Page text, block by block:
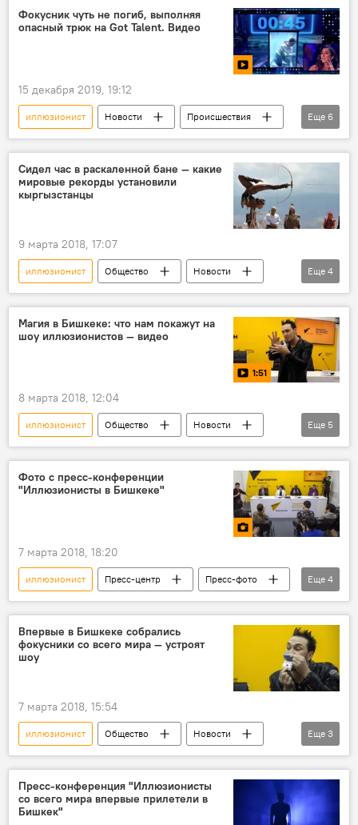
реквизит
магия
Подкасты РИА Новости
Фокусник чуть не погиб, выполняя
опасный трюк на Got Talent. Видео
15 декабря 2019, 19:12
иллюзионист Новости
Происшествия
В мире
видео
Мультимедиа
инцидент
Еще 6
Сидел час в раскаленной бане — какие
мировые рекорды установили
кыргызстанцы
9 марта 2018, 17:07
иллюзионист Общество
Новости
Кыргызстан
рекорд
доктор
книга рекордов Гиннесса
Еще 4
Магия в Бишкеке: что нам покажут на
шоу иллюзионистов — видео
1:51
8 марта 2018, 12:04
иллюзионист Общество
Новости
видео
Кыргызстан
Мультимедиа
Бишкек
шоу
Еще 5
Фото с пресс-конференции
"Иллюзионисты в Бишкеке"
7 марта 2018, 18:20
иллюзионист Пресс-центр
Пресс-фото
Бишкек
шоу
фокусы
фото
Еще 4
Впервые в Бишкеке собрались
фокусники со всего мира — устроят
шоу
7 марта 2018, 15:54
иллюзионист Общество
Новости
Пресс-центр
Кыргызстан шоу
Еще 3
Пресс-конференция "Иллюзионисты
со всего мира впервые прилетели в
Бишкек"